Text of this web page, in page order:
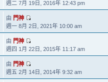
週二 7月 19日, 2016年 12:43 pm
由 門神
週一 8月 2日, 2021年 10:00 am
由 門神
週四 1月 22日, 2015年 11:17 am
由 門神
週五 2月 14日, 2014年 9:32 am